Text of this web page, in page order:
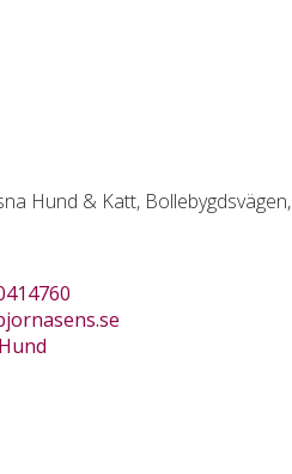
Hund & Katt, Bollebygdsvägen,